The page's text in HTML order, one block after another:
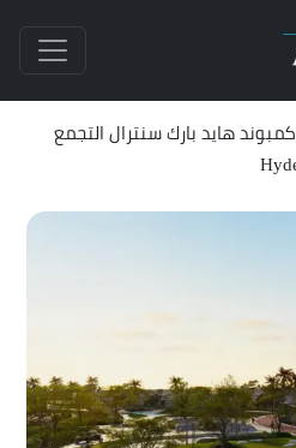
كمبوند هايد بارك سنترال التجمع